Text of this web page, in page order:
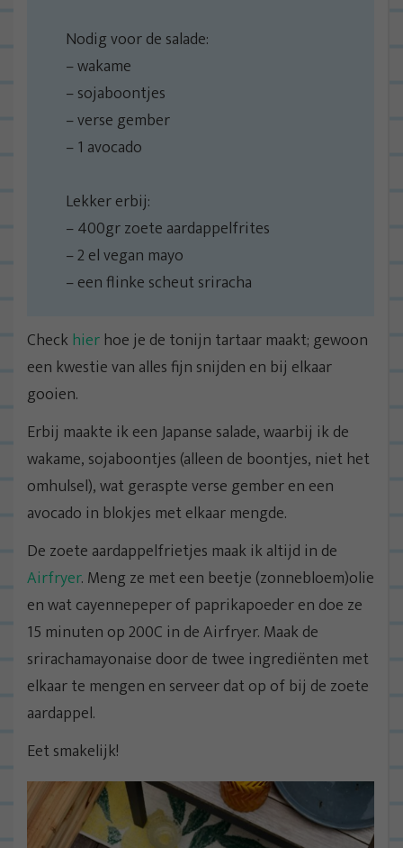
Nodig voor de salade:
– wakame
– sojaboontjes
– verse gember
– 1 avocado
Lekker erbij:
– 400gr zoete aardappelfrites
– 2 el vegan mayo
– een flinke scheut sriracha
Check hier hoe je de tonijn tartaar maakt; gewoon
een kwestie van alles fijn snijden en bij elkaar
gooien.
Erbij maakte ik een Japanse salade, waarbij ik de
wakame, sojaboontjes (alleen de boontjes, niet het
omhulsel), wat geraspte verse gember en een
avocado in blokjes met elkaar mengde.
De zoete aardappelfrietjes maak ik altijd in de
Airfryer. Meng ze met een beetje (zonnebloem)olie
en wat cayennepeper of paprikapoeder en doe ze
15 minuten op 200C in de Airfryer. Maak de
srirachamayonaise door de twee ingrediënten met
elkaar te mengen en serveer dat op of bij de zoete
aardappel.
Eet smakelijk!